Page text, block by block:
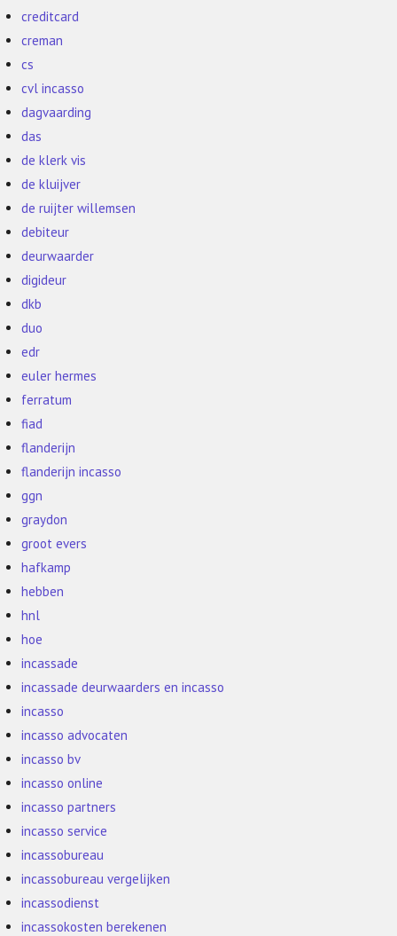
creditcard
creman
cs
cvl incasso
dagvaarding
das
de klerk vis
de kluijver
de ruijter willemsen
debiteur
deurwaarder
digideur
dkb
duo
edr
euler hermes
ferratum
fiad
flanderijn
flanderijn incasso
ggn
graydon
groot evers
hafkamp
hebben
hnl
hoe
incassade
incassade deurwaarders en incasso
incasso
incasso advocaten
incasso bv
incasso online
incasso partners
incasso service
incassobureau
incassobureau vergelijken
incassodienst
incassokosten berekenen